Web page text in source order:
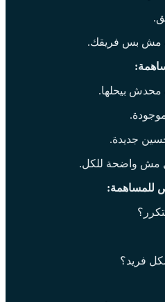
مش بس فريقك.
بيحلها.
جديدة.
مش واضحة للكل.
للمساهمة:
فريد؟